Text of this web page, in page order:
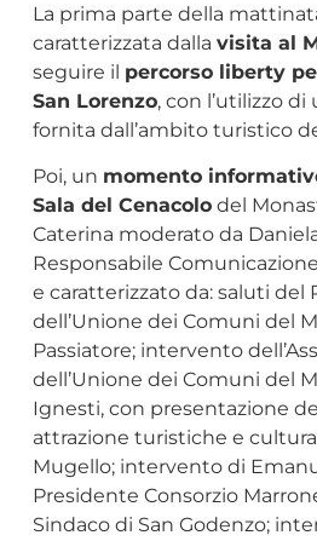
La prima parte della
caratterizzata dalla visita al
seguire il percorso liberty
San Lorenzo, con l’utilizzo
fornita dall’ambito turistico
Poi, un momento
Sala del Cenacolodel
Caterina moderato da
Responsabile
e caratterizzato da: saluti del
dell’Unione dei Comuni del
Passiatore; intervento
dell’Unione dei Comuni del
Ignesti, con presentazione
attrazione turistiche e
Mugello; intervento di
Presidente Consorzio
Sindaco di San Godenzo;